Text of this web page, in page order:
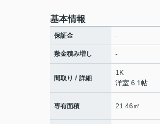
基本情報
保証金 -
敷金積み増し -
間取り / 詳細
1K
洋室 6.1帖
専有面積 21.46㎡